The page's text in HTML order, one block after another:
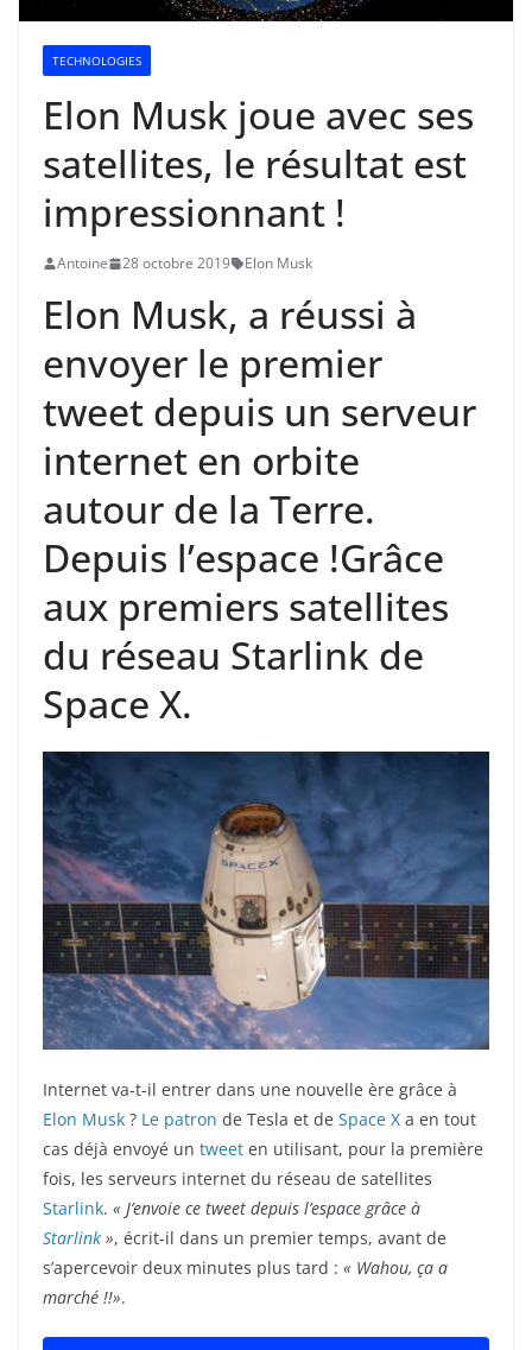
TECHNOLOGIES
Elon Musk joue avec ses
satellites, le résultat est
impressionnant !
Antoine 28 octobre 2019 Elon Musk
Elon Musk, a réussi à
envoyer le premier
tweet depuis un serveur
internet en orbite
autour de la Terre.
Depuis l’espace !Grâce
aux premiers satellites
du réseau Starlink de
Space X.
Internet va-t-il entrer dans une nouvelle ère grâce à
Elon Musk ? Le patron de Tesla et de Space X a en tout
cas déjà envoyé un tweet en utilisant, pour la première
fois, les serveurs internet du réseau de satellites
Starlink. « J’envoie ce tweet depuis l’espace grâce à
Starlink », écrit-il dans un premier temps, avant de
s’apercevoir deux minutes plus tard : « Wahou, ça a
marché !!».